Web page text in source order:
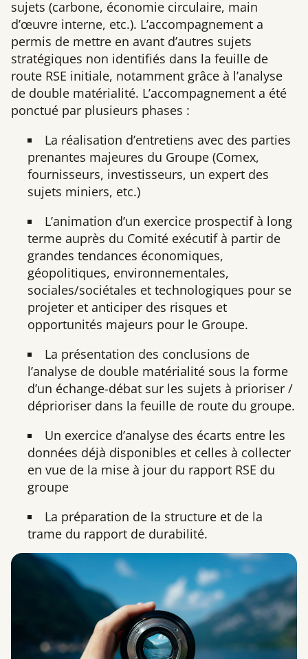
sujets (carbone, économie circulaire, main
d’œuvre interne, etc.). L’accompagnement a
permis de mettre en avant d’autres sujets
stratégiques non identifiés dans la feuille de
route RSE initiale, notamment grâce à l’analyse
de double matérialité. L’accompagnement a été
ponctué par plusieurs phases :
La réalisation d’entretiens avec des parties
prenantes majeures du Groupe (Comex,
fournisseurs, investisseurs, un expert des
sujets miniers, etc.)
L’animation d’un exercice prospectif à long
terme auprès du Comité exécutif à partir de
grandes tendances économiques,
géopolitiques, environnementales,
sociales/sociétales et technologiques pour se
projeter et anticiper des risques et
opportunités majeurs pour le Groupe.
La présentation des conclusions de
l’analyse de double matérialité sous la forme
d’un échange-débat sur les sujets à prioriser /
déprioriser dans la feuille de route du groupe.
Un exercice d’analyse des écarts entre les
données déjà disponibles et celles à collecter
en vue de la mise à jour du rapport RSE du
groupe
La préparation de la structure et de la
trame du rapport de durabilité.